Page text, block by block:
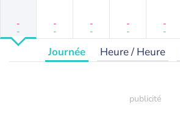
-
-
-
-
-
-
-
-
-
-
Journée Heure / Heure